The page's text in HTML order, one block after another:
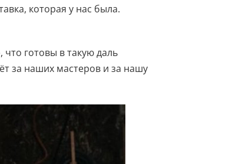
которая у нас была.
что готовы в такую даль
за наших мастеров и за нашу